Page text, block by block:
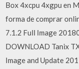
Box 4xcpu 4xgpu en
forma de comprar
7.1.2 Full Image
DOWNLOAD Tanix
Image and Update